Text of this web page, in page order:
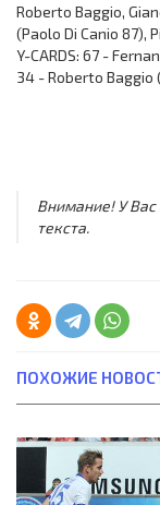
Roberto Baggio,
(Paolo Di Canio 87),
Y-CARDS: 67 -
34 - Roberto Baggio
Внимание! У Вас
текста.
ПОХОЖИЕ